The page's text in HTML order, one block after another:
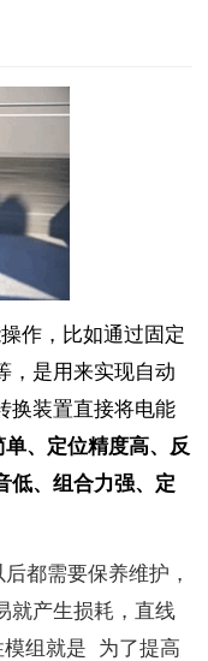
，比如通过固定
，是用来实现自动
换装置直接将电能
单、定位精度高、反
低、组合力强、定
需要保养维护，
就产生损耗，直线
组就是 为了提高